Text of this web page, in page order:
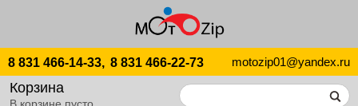
8 831 466-14-33, 8 831 466-22-73 motozip01@yandex.ru
Корзина